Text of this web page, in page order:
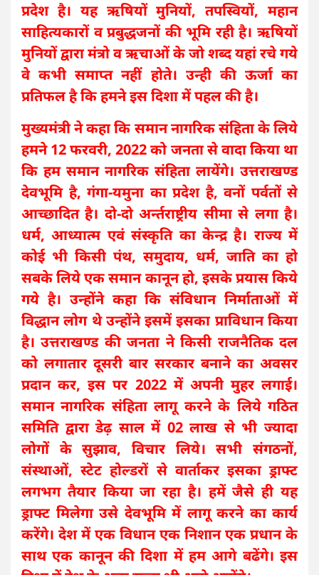
प्रदेश है। यह ऋषियों मुनियों, तपस्वियों, महान
साहित्यकारों व प्रबुद्धजनों की भूमि रही है। ऋषियों
मुनियों द्वारा मंत्रो व ऋचाओं के जो शब्द यहां रचे गये
वे कभी समाप्त नहीं होते। उन्ही की ऊर्जा का
प्रतिफल है कि हमने इस दिशा में पहल की है।
मुख्यमंत्री ने कहा कि समान नागरिक संहिता के लिये
हमने 12 फरवरी, 2022 को जनता से वादा किया था
कि हम समान नागरिक संहिता लायेंगे। उत्तराखण्ड
देवभूमि है, गंगा-यमुना का प्रदेश है, वनों पर्वतों से
आच्छादित है। दो-दो अर्न्तराष्ट्रीय सीमा से लगा है।
धर्म, आध्यात्म एवं संस्कृति का केन्द्र है। राज्य में
कोई भी किसी पंथ, समुदाय, धर्म, जाति का हो
सबके लिये एक समान कानून हो, इसके प्रयास किये
गये है। उन्होंने कहा कि संविधान निर्माताओं में
विद्धान लोग थे उन्होंने इसमें इसका प्राविधान किया
है। उत्तराखण्ड की जनता ने किसी राजनैतिक दल
को लगातार दूसरी बार सरकार बनाने का अवसर
प्रदान कर, इस पर 2022 में अपनी मुहर लगाई।
समान नागरिक संहिता लागू करने के लिये गठित
समिति द्वारा डेढ़ साल में 02 लाख से भी ज्यादा
लोगों के सुझाव, विचार लिये। सभी संगठनों,
संस्थाओं, स्टेट होल्डरों से वार्ताकर इसका ड्राफ्ट
लगभग तैयार किया जा रहा है। हमें जैसे ही यह
ड्राफ्ट मिलेगा उसे देवभूमि में लागू करने का कार्य
करेंगे। देश में एक विधान एक निशान एक प्रधान के
साथ एक कानून की दिशा में हम आगे बढेंगे। इस